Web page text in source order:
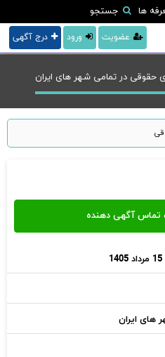
ها جستجو
درج آگهی ورود عضویت
حقوقی در تمامی شهر های ایران
های ایران